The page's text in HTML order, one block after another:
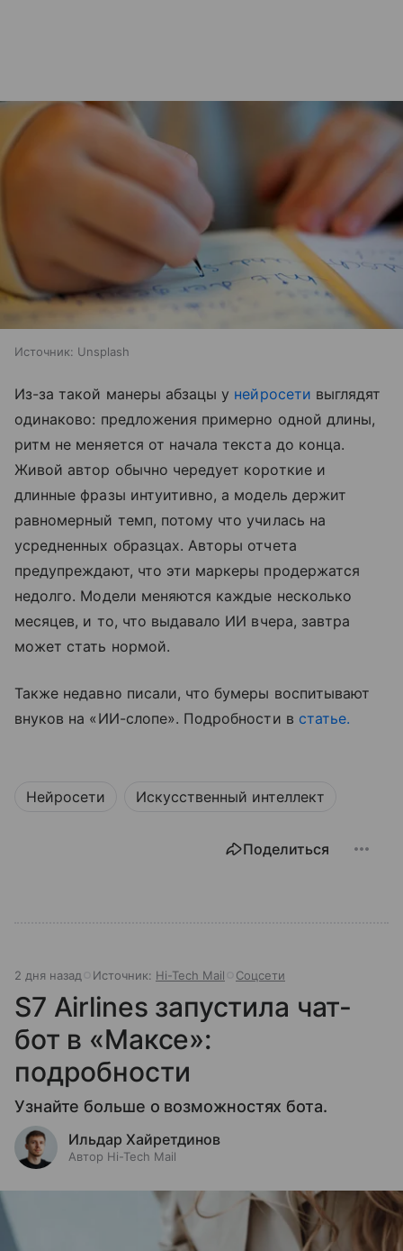
Источник: Unsplash
Из-за такой манеры абзацы у нейросети выглядят
одинаково: предложения примерно одной длины,
ритм не меняется от начала текста до конца.
Живой автор обычно чередует короткие и
длинные фразы интуитивно, а модель держит
равномерный темп, потому что училась на
усредненных образцах. Авторы отчета
предупреждают, что эти маркеры продержатся
недолго. Модели меняются каждые несколько
месяцев, и то, что выдавало ИИ вчера, завтра
может стать нормой.
Также недавно писали, что бумеры воспитывают
внуков на «ИИ-слопе». Подробности в статье.
Нейросети Искусственный интеллект
Поделиться
2 дня назад Источник: Hi-Tech Mail Соцсети
S7 Airlines запустила чат-
бот в «Максе»:
подробности
Узнайте больше о возможностях бота.
Ильдар Хайретдинов
Автор Hi-Tech Mail